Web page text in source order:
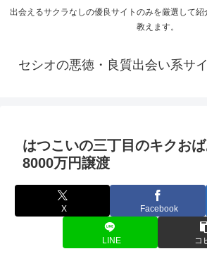
出会えるサクラなしの優良サイトのみを厳選して
教えます。
セシオの悪徳・良質出会い系サ
はつこいの三丁目のキクお
8000万円譲渡
X Facebook
LINE コ